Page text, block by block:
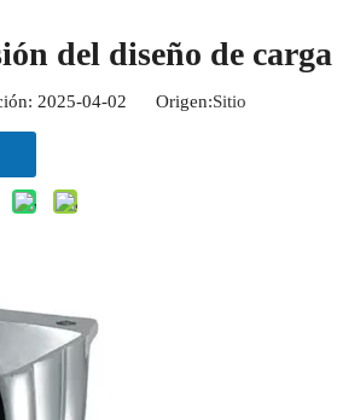
del diseño de
2025-04-02 Origen:Sitio